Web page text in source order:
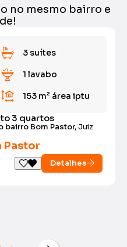
no mesmo bairro e
3 suítes
1 lavabo
153 m² área iptu
3 quartos
bairro Bom Pastor,Juiz
Pastor
Detalhes